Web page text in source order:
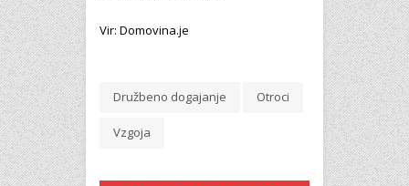
Vir: Domovina.je
Družbeno dogajanje Otroci
Vzgoja